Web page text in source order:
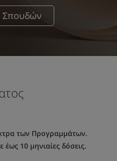
Σπουδών
των Προγραμμάτων.
10 μηνιαίες δόσεις.